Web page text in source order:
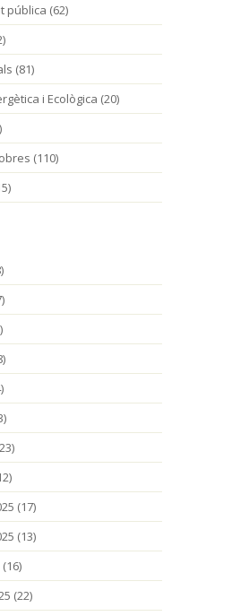
a formar part del
d’aquest tram
[...]
pública (62)
(81)
i Ecològica (20)
(110)
(17)
(13)
(16)
(22)